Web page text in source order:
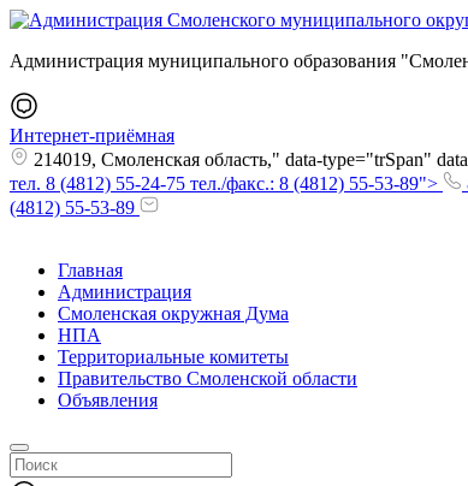
Администрация муниципального образования
Интернет-приёмная
214019, Смоленская область," data-type="trSpan"
тел. 8 (4812) 55-24-75 тел./факс.: 8 (4812) 55-53-89">
(4812) 55-53-89
Главная
Администрация
Смоленская окружная Дума
НПА
Территориальные комитеты
Правительство Смоленской области
Объявления